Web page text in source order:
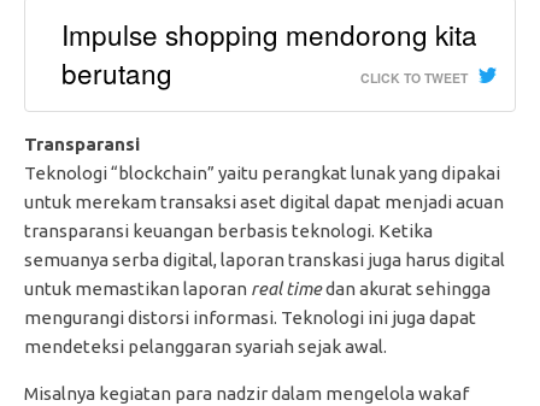
Impulse shopping mendorong kita
berutang
CLICK TO TWEET
Transparansi
Teknologi “blockchain” yaitu perangkat lunak yang dipakai
untuk merekam transaksi aset digital dapat menjadi acuan
transparansi keuangan berbasis teknologi. Ketika
semuanya serba digital, laporan transkasi juga harus digital
untuk memastikan laporan real timedan akurat sehingga
mengurangi distorsi informasi. Teknologi ini juga dapat
mendeteksi pelanggaran syariah sejak awal.
Misalnya kegiatan para nadzir dalam mengelola wakaf